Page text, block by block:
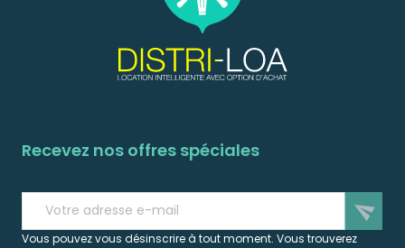
Recevez nos offres spéciales
send
Vous pouvez vous désinscrire à tout moment. Vous trouverez